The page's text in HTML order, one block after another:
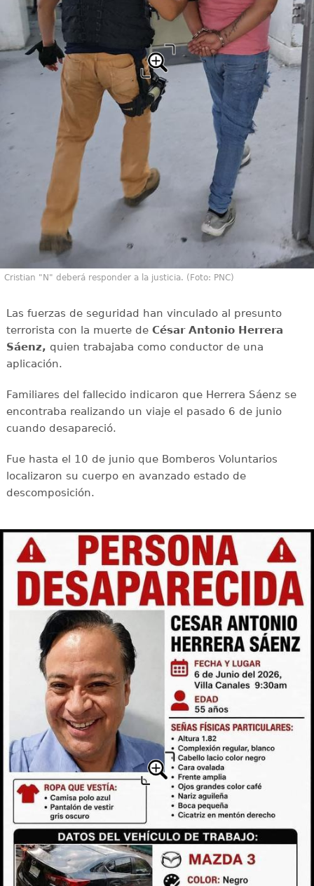
Cristian "N" deberá responder a la justicia. (Foto: PNC)
Las fuerzas de seguridad han vinculado al presunto
terrorista con la muerte de César Antonio Herrera
Sáenz, quien trabajaba como conductor de una
aplicación.
Familiares del fallecido indicaron que Herrera Sáenz se
encontraba realizando un viaje el pasado 6 de junio
cuando desapareció.
Fue hasta el 10 de junio que Bomberos Voluntarios
localizaron su cuerpo en avanzado estado de
descomposición.